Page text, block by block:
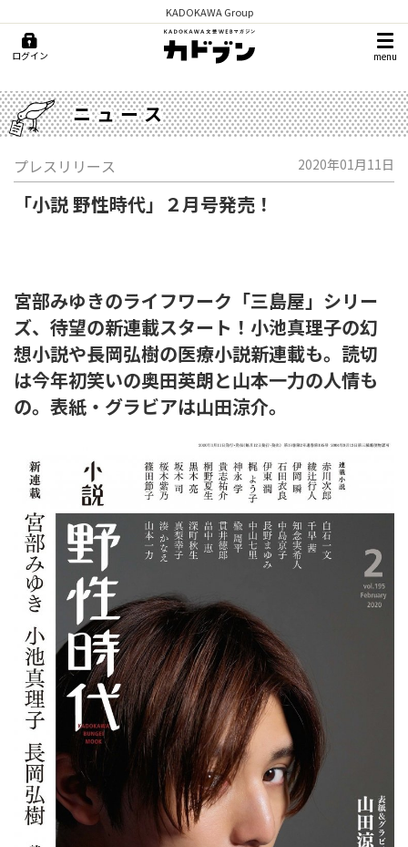
KADOKAWA Group
ログイン menu
ニュース
プレスリリース 2020年01月11日
「小説 野性時代」２月号発売！
宮部みゆきのライフワーク「三島屋」シリー
ズ、待望の新連載スタート！小池真理子の幻
想小説や長岡弘樹の医療小説新連載も。読切
は今年初笑いの奥田英朗と山本一力の人情も
の。表紙・グラビアは山田涼介。